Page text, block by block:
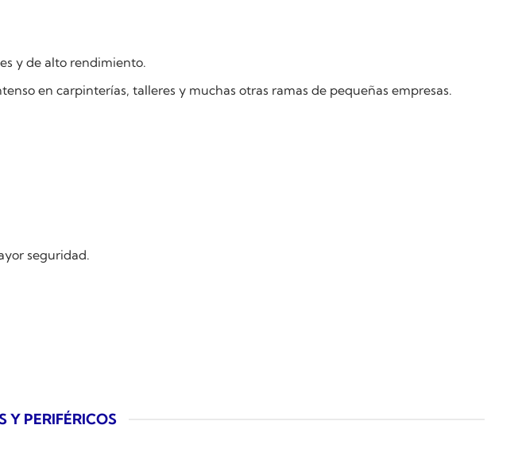
y de alto rendimiento.
en carpinterías, talleres y muchas otras ramas de pequeñas empresas.
seguridad.
Y PERIFÉRICOS